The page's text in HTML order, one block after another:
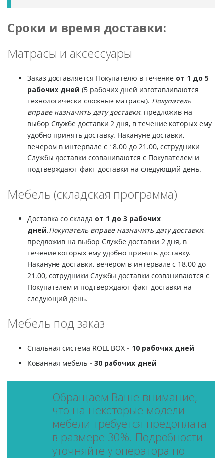
Сроки и время доставки:
Матрасы и аксессуары
Заказ доставляется Покупателю в течение от 1 до 5
рабочих дней (5 рабочих дней изготавливаются
технологически сложные матрасы). Покупатель
вправе назначить дату доставки, предложив на
выбор Службе доставки 2 дня, в течение которых ему
удобно принять доставку. Накануне доставки,
вечером в интервале с 18.00 до 21.00, сотрудники
Службы доставки созваниваются с Покупателем и
подтверждают факт доставки на следующий день.
Мебель (складская программа)
Доставка со склада от 1 до 3 рабочих
дней.Покупатель вправе назначить дату доставки,
предложив на выбор Службе доставки 2 дня, в
течение которых ему удобно принять доставку.
Накануне доставки, вечером в интервале с 18.00 до
21.00, сотрудники Службы доставки созваниваются с
Покупателем и подтверждают факт доставки на
следующий день.
Мебель под заказ
Спальная система ROLL BOX - 10 рабочих дней
Кованная мебель - 30 рабочих дней
Обращаем Ваше внимание,
что на некоторые модели
мебели требуется предоплата
в размере 30%. Подробности
уточняйте у оператора по